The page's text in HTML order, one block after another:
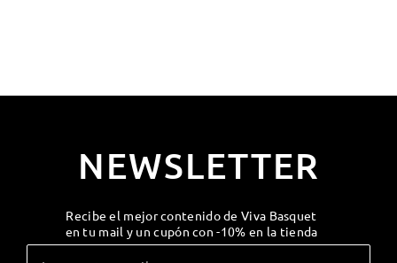
NEWSLETTER
Recibe el mejor contenido de Viva Basquet
en tu mail y un cupón con -10% en la tienda